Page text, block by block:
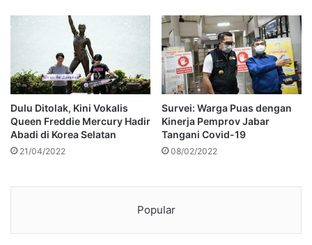
Dulu Ditolak, Kini Vokalis
Queen Freddie Mercury Hadir
Abadi di Korea Selatan
21/04/2022
Survei: Warga Puas dengan
Kinerja Pemprov Jabar
Tangani Covid-19
08/02/2022
Popular